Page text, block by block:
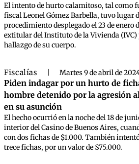
El intento de hurto calamitoso, tal como
fiscal Leonel Gómez Barbella, tuvo lugar
procedimiento desplegado el 23 de enero
extitular del Instituto de la Vivienda
hallazgo de su cuerpo.
Fiscalías Martes 9 de abril de
Piden indagar por un hurto de
hombre detenido por la agresión
en su asunción
El hecho ocurrió en la noche del 18 de
interior del Casino de Buenos Aires,
con dos fichas de $1.000. También
trece fichas, por un valor de $75.000.